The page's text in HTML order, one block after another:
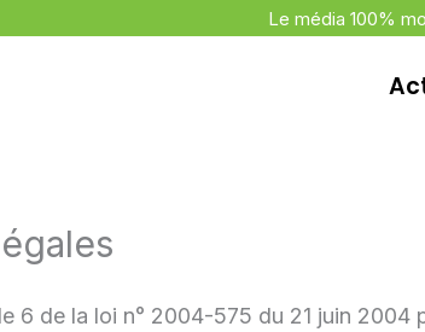
Le média 100%
6 de la loi n° 2004-575 du 21 juin